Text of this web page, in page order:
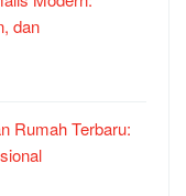
dan
Rumah Terbaru: